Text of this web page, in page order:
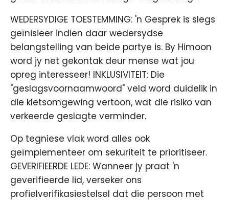
WEDERSYDIGE TOESTEMMING: 'n Gesprek is slegs
geïnisieer indien daar wedersydse
belangstelling van beide partye is. By Himoon
word jy net gekontak deur mense wat jou
opreg interesseer! INKLUSIVITEIT: Die
"geslagsvoornaamwoord" veld word duidelik in
die kletsomgewing vertoon, wat die risiko van
verkeerde geslagte verminder.
Op tegniese vlak word alles ook
geïmplementeer om sekuriteit te prioritiseer.
GEVERIFIEERDE LEDE: Wanneer jy praat 'n
geverifieerde lid, verseker ons
profielverifikasiestelsel dat die persoon met